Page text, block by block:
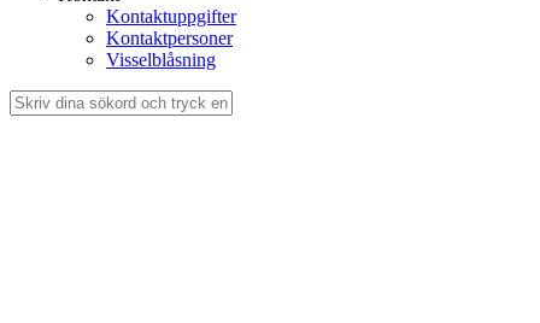
Kontaktuppgifter
Kontaktpersoner
Visselblåsning